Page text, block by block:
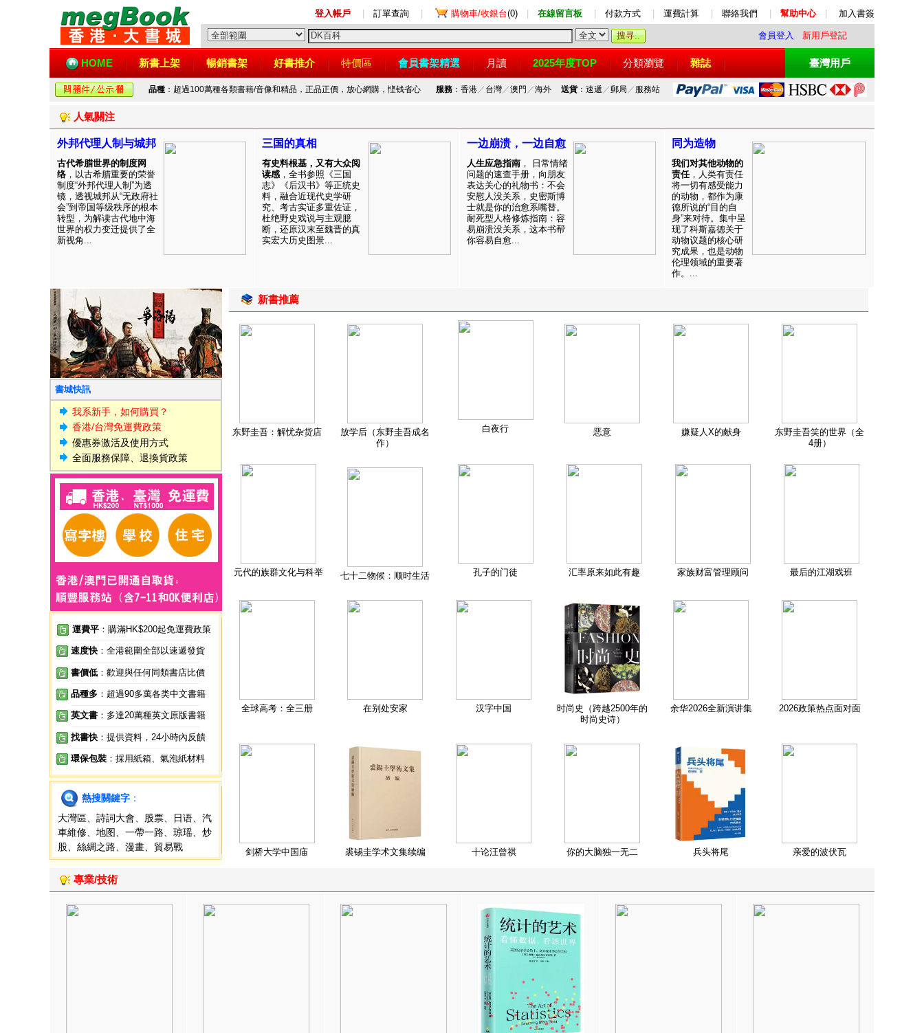
登入帳戶 訂單查詢 購物車/收銀台(0) 在線留言板 付款方式 運費計算 聯絡我們 幫助中心 加入書簽
會員登入 新用戶登記
HOME 新書上架 暢銷書架 好書推介 特價區 會員書架精選 月讀 2025年度TOP 分類瀏覽 雜誌 臺灣用戶
品種 ：超過100萬種各類書籍/音像和精品，正品正價，放心網購，悭钱省心 服務：香港／ 台灣／澳門 ／海外 送貨：速遞 ／郵局 ／ 服務站
人氣關注
外邦代理人制与城邦
古代希腊世界的制度网
络 ，以古希腊重要的荣誉
制度“外邦代理人制”为透
镜，透视城邦从“无政府社
会”到帝国等级秩序的根本
转型，为解读古代地中海
世界的权力变迁提供了全
新视角...
三国的真相
有史料根基，又有大众阅
读感 ，全书参照《三国
志》《后汉书》等正统史
料，融合近现代史学研
究、考古实证多重佐证，
杜绝野史戏说与主观臆
断，还原汉末至魏晋的真
实宏大历史图景...
一边崩溃，一边自愈
人生应急指南 ， 日常情绪
问题的速查手册，向朋友
表达关心的礼物书：不会
安慰人没关系，史密斯博
士就是你的治愈系嘴替。
耐死型人格修炼指南：容
易崩溃没关系，这本书帮
你容易自愈...
同为造物
我们对其他动物的
责任，人类有责任
将一切有感受能力
的动物，都作为康
德所说的“目的自
身”来对待。集中呈
现了科斯嘉德关于
动物议题的核心研
究成果，也是动物
伦理领域的重要著
作。...
書城快訊
我系新手，如何購買？
香港/台灣免運費政策
優惠券激活及使用方式
全面服務保障、退換貨政策
運費平 ：購滿HK$200起免運費政策
速度快 ：全港範圍全部以速遞發貨
書價低 ：歡迎與任何同類書店比價
品種多 ：超過90多萬各类中文書籍
英文書 ：多達20萬種英文原版書籍
找書快 ：提供資料，24小時內反饋
環保包裝 ：採用紙箱、氣泡紙材料
熱搜關鍵字 ：
大灣區
詩詞大會 股票 日语
汽
車維修
地图 一帶一路 琼瑶
炒
股
絲綢之路 漫畫 貿易戰
新書推薦
东野圭吾：解忧杂货店
放学后（东野圭吾成名
作）
白夜行 恶意 嫌疑人X的献身
东野圭吾笑的世界（全
4册）
元代的族群文化与科举 七十二物候：顺时生活 孔子的门徒 汇率原来如此有趣 家族财富管理顾问 最后的江湖戏班
全球高考：全三册 在别处安家 汉字中国
时尚史（跨越2500年的
时尚史诗）
余华2026全新演讲集 2026政策热点面对面
剑桥大学中国庙 裘锡圭学术文集续编 十论汪曾祺 你的大脑独一无二 兵头将尾 亲爱的波伏瓦
專業/技術